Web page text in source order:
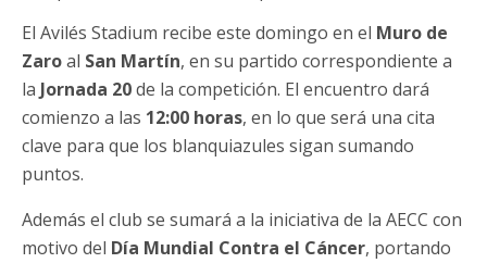
El Avilés Stadium recibe este domingo en el Muro de
Zaroal San Martín, en su partido correspondiente a
la Jornada 20de la competición. El encuentro dará
comienzo a las 12:00 horas, en lo que será una cita
clave para que los blanquiazules sigan sumando
puntos.
Además el club se sumará a la iniciativa de la AECC con
motivo del Día Mundial Contra el Cáncer, portando